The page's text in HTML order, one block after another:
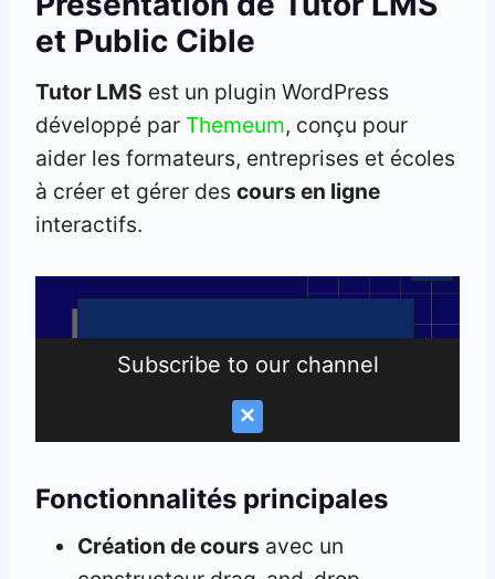
et Public Cible
Tutor LMS est un plugin WordPress
développé par Themeum, conçu pour
aider les formateurs, entreprises et écoles
à créer et gérer des cours en ligne
interactifs.
Subscribe to our channel
Fonctionnalités principales
Création de cours avec un